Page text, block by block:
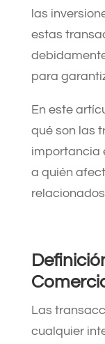
las
estas
para
En este
qué son las
importancia
a quién
Las
cualquier